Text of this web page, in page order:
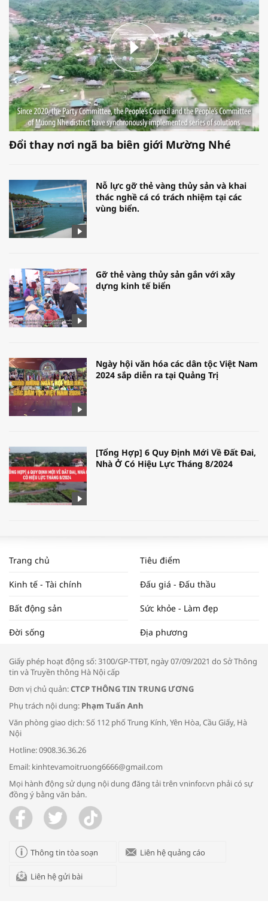
Đổi thay nơi ngã ba biên giới Mường Nhé
Nỗ lực gỡ thẻ vàng thủy sản và khai
thác nghề cá có trách nhiệm tại các
vùng biển.
Gỡ thẻ vàng thủy sản gắn với xây
dựng kinh tế biển
Ngày hội văn hóa các dân tộc Việt Nam
2024 sắp diễn ra tại Quảng Trị
[Tổng Hợp] 6 Quy Định Mới Về Đất Đai,
Nhà Ở Có Hiệu Lực Tháng 8/2024
NAM NĂM 2024 VÀ NĂM 2025 | NHỊP
ĐẬP THỊ TRƯỜNG #62
Tọa đàm “Xúc tiến thương mại: Khơi
Bác sĩ tư vấn cách phòng tránh bệnh
đường hô hấp trong thời tiết giao mùa
Trao yêu thương cho em
Trang chủ Tiêu điểm
Kinh tế - Tài chính Đấu giá - Đấu thầu
Bất động sản Sức khỏe - Làm đẹp
Đời sống Địa phương
Giấy phép hoạt động số: 3100/GP-TTĐT, ngày 07/09/2021 do Sở Thông
tin và Truyền thông Hà Nội cấp
Đơn vị chủ quản:CTCP THÔNG TIN TRUNG ƯƠNG
Phụ trách nội dung: Phạm Tuấn Anh
Văn phòng giao dịch: Số 112 phố Trung Kính, Yên Hòa, Cầu Giấy, Hà
Nội
Hotline: 0908.36.36.26
Email: kinhtevamoitruong6666@gmail.com
Mọi hành động sử dụng nội dung đăng tải trên vninfor.vn phải có sự
đồng ý bằng văn bản.
Thông tin tòa soạn Liên hệ quảng cáo
Liên hệ gửi bài